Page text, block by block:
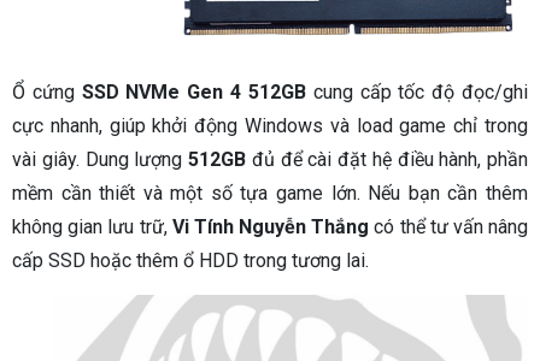
Ổ cứng SSD NVMe Gen 4 512GBcung cấp tốc độ đọc/ghi
cực nhanh, giúp khởi động Windows và load game chỉ trong
vài giây. Dung lượng 512GB đủ để cài đặt hệ điều hành, phần
mềm cần thiết và một số tựa game lớn. Nếu bạn cần thêm
không gian lưu trữ, Vi Tính Nguyễn Thắng có thể tư vấn nâng
cấp SSD hoặc thêm ổ HDD trong tương lai.